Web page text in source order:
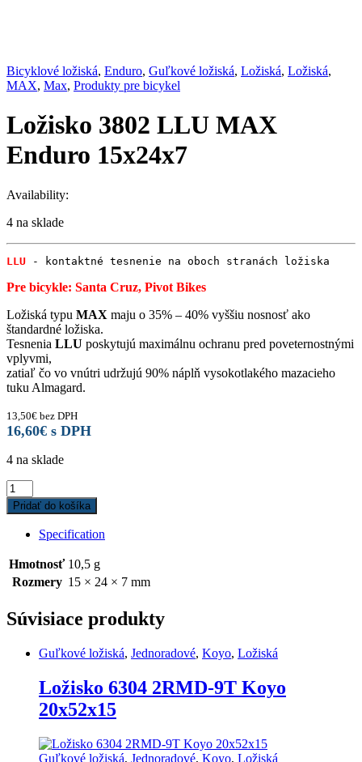
Bicyklové ložiská, Enduro, Guľkové ložiská, Ložiská, Ložiská,
MAX, Max, Produkty pre bicykel
Ložisko 3802 LLU MAX
Enduro 15x24x7
Availability:
4 na sklade
LLU - kontaktné tesnenie na oboch stranách ložiska
Pre bicykle: Santa Cruz, Pivot Bikes
Ložiská typu MAX maju o 35% – 40% vyššiu nosnosť ako
štandardné ložiska.
Tesnenia LLU poskytujú maximálnu ochranu pred poveternostnými
vplyvmi,
zatiaľ čo vo vnútri udržujú 90% náplň vysokotlakého mazacieho
tuku Almagard.
13,50€ bez DPH
16,60€ s DPH
4 na sklade
Ložisko
3802
LLU
MAX
Enduro
15x24x7
Pridať do košíka
Specification
Hmotnosť 10,5 g
Rozmery 15 × 24 × 7 mm
Súvisiace produkty
Guľkové ložiská, Jednoradové, Koyo, Ložiská
Ložisko 6304 2RMD-9T Koyo
20x52x15
Guľkové ložiská, Jednoradové, Koyo, Ložiská